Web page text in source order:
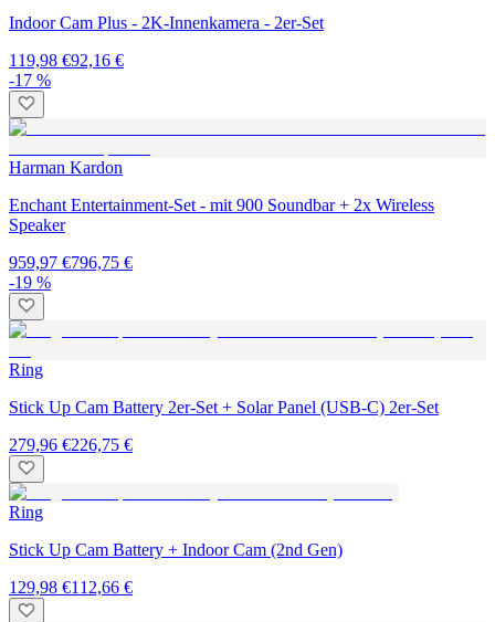
Indoor Cam Plus - 2K-Innenkamera - 2er-Set
119,98 €92,16 €
-17 %
Harman Kardon
Enchant Entertainment-Set - mit 900 Soundbar + 2x Wireless
Speaker
959,97 €796,75 €
-19 %
Ring
Stick Up Cam Battery 2er-Set + Solar Panel (USB-C) 2er-Set
279,96 €226,75 €
Ring
Stick Up Cam Battery + Indoor Cam (2nd Gen)
129,98 €112,66 €